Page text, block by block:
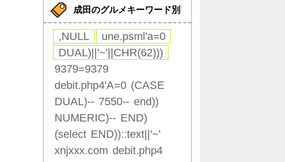
成田のグルメキーワード別
,NULL
une.psml'a=0
DUAL)||'~'||CHR(62)))
9379=9379
debit.php4'A=0 (CASE
DUAL)-- 7550-- end))
NUMERIC)-- END)
(select END))::text||'~'
xnjxxx.com debit.php4